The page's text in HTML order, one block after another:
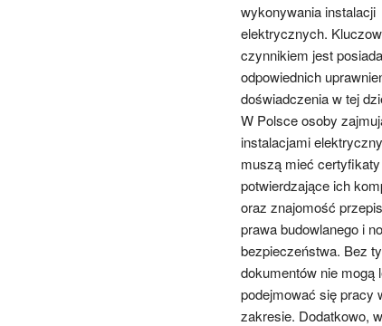
wykonywania instalacji
elektrycznych.
czynnikiem jest
odpowiednich
doświadczenia w tej
W Polsce osoby
instalacjami
muszą mieć certyfikaty
potwierdzające ich
oraz znajomość
prawa budowlanego i
bezpieczeństwa. Bez
dokumentów nie mogą
podejmować się pracy
zakresie. Dodatkowo,